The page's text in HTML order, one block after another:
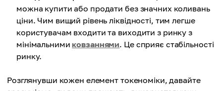
можна купити або продати без значних коливань
ціни. Чим вищий рівень ліквідності, тим легше
користувачам входити та виходити з ринку з
мінімальнимиковзаннями. Це сприяє стабільності
ринку.
Розглянувши кожен елемент токеноміки, давайте